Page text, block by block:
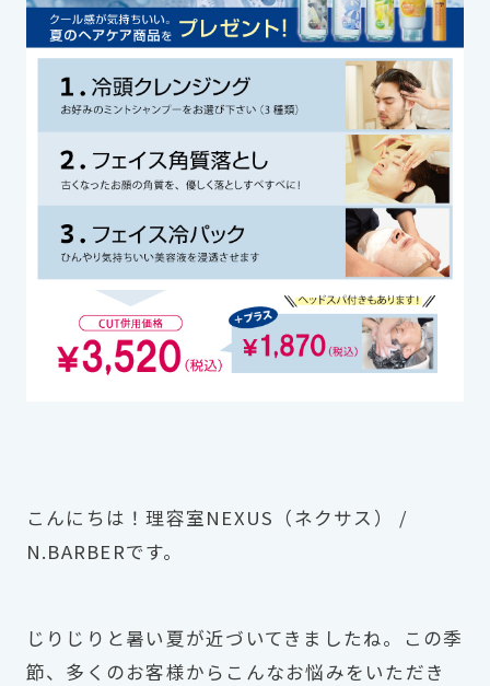
こんにちは！理容室NEXUS（ネクサス） /
N.BARBERです。
じりじりと暑い夏が近づいてきましたね。この季
節、多くのお客様からこんなお悩みをいただき